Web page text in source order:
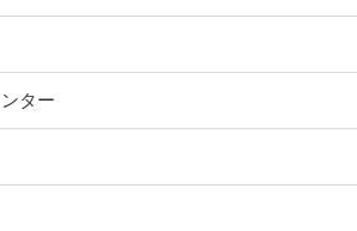
ター